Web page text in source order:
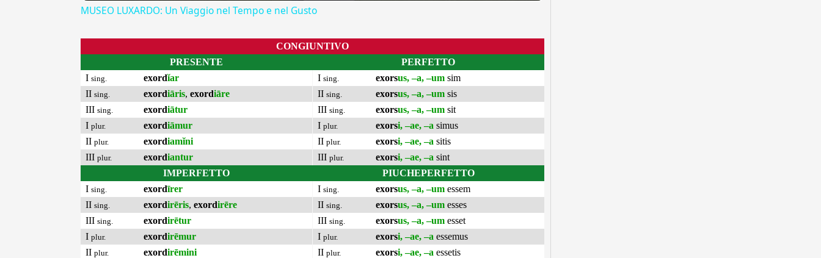
MUSEO LUXARDO: Un Viaggio nel Tempo e nel Gusto
CONGIUNTIVO
PRESENTE
I sing. exordĭar
II sing. exordiāris, exordiāre
III sing. exordiātur
I plur. exordiāmur
II plur. exordiamĭni
III plur. exordiantur
IMPERFETTO
I sing. exordīrer
II sing. exordirēris, exordirēre
III sing. exordirētur
I plur. exordirēmur
II plur. exordirēmini
PERFETTO
I sing. exorsus, –a, –um sim
II sing. exorsus, –a, –um sis
III sing. exorsus, –a, –um sit
I plur. exorsi, –ae, –a simus
II plur. exorsi, –ae, –a sitis
III plur. exorsi, –ae, –a sint
PIUCHEPERFETTO
I sing. exorsus, –a, –um essem
II sing. exorsus, –a, –um esses
III sing. exorsus, –a, –um esset
I plur. exorsi, –ae, –a essemus
II plur. exorsi, –ae, –a essetis